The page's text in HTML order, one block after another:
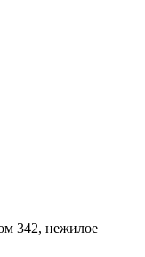
342, нежилое